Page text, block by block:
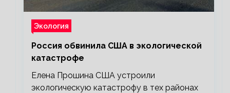
Экология
Россия обвинила США в экологической
катастрофе
Елена Прошина США устроили
экологическую катастрофу в тех районах